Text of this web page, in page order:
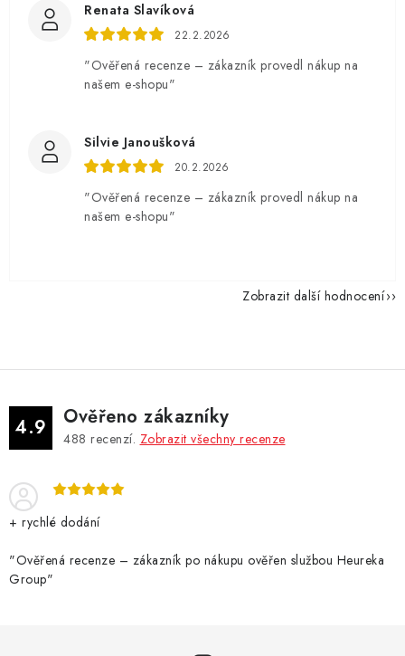
Renata Slavíková
22.2.2026
"Ověřená recenze – zákazník provedl nákup na
našem e-shopu"
Silvie Janoušková
20.2.2026
"Ověřená recenze – zákazník provedl nákup na
našem e-shopu"
Zobrazit další hodnocení
4.9 Ověřeno zákazníky
488 recenzí. Zobrazit všechny recenze
+ rychlé dodání
"Ověřená recenze – zákazník po nákupu ověřen službou Heureka
Group"